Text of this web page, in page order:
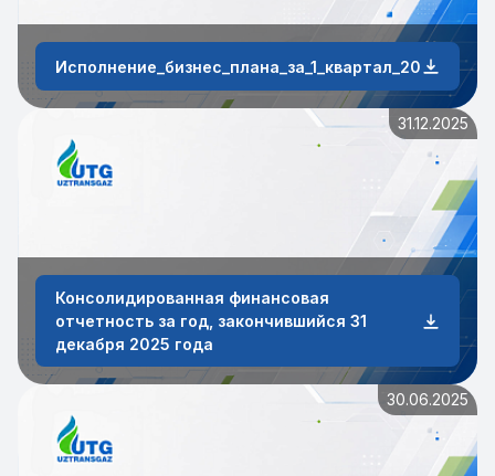
Исполнение_бизнес_плана_за_1_квартал_2026_года
31.12.2025
Консолидированная финансовая
отчетность за год, закончившийся 31
декабря 2025 года
30.06.2025